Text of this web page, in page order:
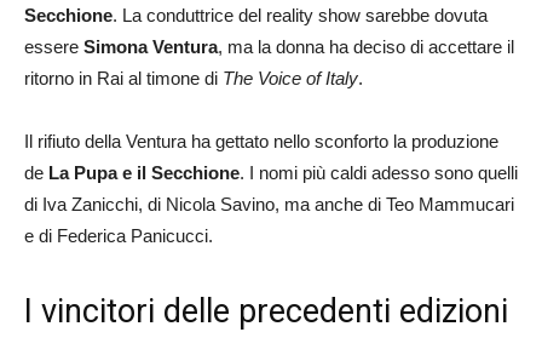
Secchione. La conduttrice del reality show sarebbe dovuta
essere Simona Ventura, ma la donna ha deciso di accettare il
ritorno in Rai al timone di The Voice of Italy.
Il rifiuto della Ventura ha gettato nello sconforto la produzione
de La Pupa e il Secchione. I nomi più caldi adesso sono quelli
di Iva Zanicchi, di Nicola Savino, ma anche di Teo Mammucari
e di Federica Panicucci.
I vincitori delle precedenti edizioni